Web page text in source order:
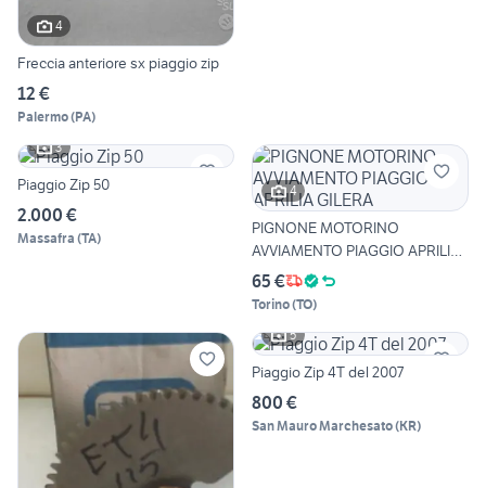
4
Freccia anteriore sx piaggio zip
12 €
Palermo(PA)
3
Piaggio Zip 50
2.000 €
Massafra (TA)
4
PIGNONE MOTORINO
AVVIAMENTO PIAGGIO APRILIA
GILERA
65 €
Torino(TO)
5
Piaggio Zip 4T del 2007
800 €
San Mauro Marchesato(KR)